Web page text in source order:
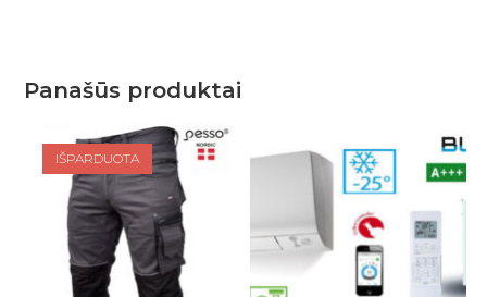
Panašūs produktai
IŠPARDUOTA